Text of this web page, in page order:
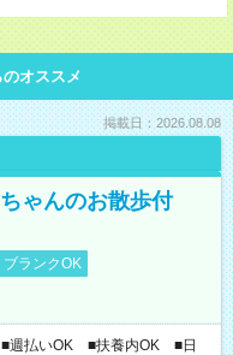
オススメ
掲載日：2026.08.08
ゃんのお散歩付
ブランクOK
週払いOK ■扶養内OK ■日